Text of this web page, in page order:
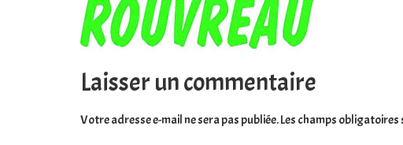
Laisser un commentaire
Votre adresse e-mail ne sera pas publiée.Les champs